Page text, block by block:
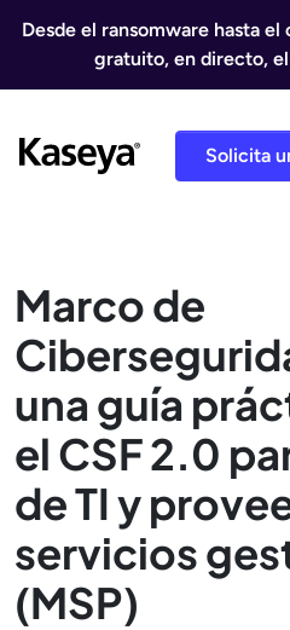
Desde el ransomware hasta
gratuito, en directo,
Solicita
Marco de
una guía
el CSF 2.0
de TI y
servicios
(MSP)